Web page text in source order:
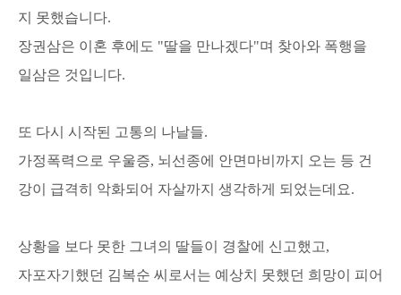
지 못했습니다.
장권삼은 이혼 후에도 "딸을 만나겠다"며 찾아와 폭행을
일삼은 것입니다.
또 다시 시작된 고통의 나날들.
가정폭력으로 우울증, 뇌선종에 안면마비까지 오는 등 건
강이 급격히 악화되어 자살까지 생각하게 되었는데요.
상황을 보다 못한 그녀의 딸들이 경찰에 신고했고,
자포자기했던 김복순 씨로서는 예상치 못했던 희망이 피어